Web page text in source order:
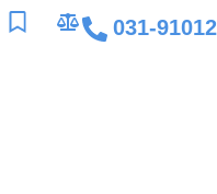
031-